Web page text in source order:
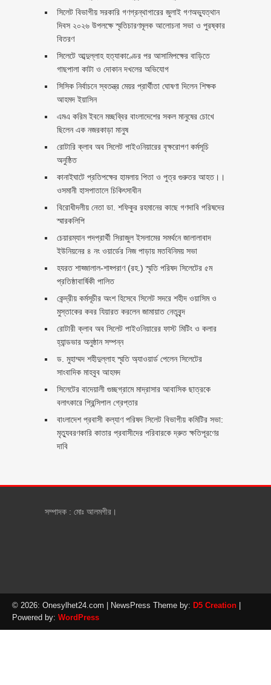
সিলেট বিভাগীয় সরকারি গণগ্রন্থাগারের জুলাই গণঅভ্যুত্থান
দিবস ২০২৬ উপলক্ষে স্মৃতিচারণমূলক আলোচনা সভা ও পুরষ্কার
বিতরণ ‎ ‎
সিলেটে আব্দুল্লাহ হত্যাকাণ্ডের পর আসামিপক্ষের বাড়িতে
গাছপালা কাটা ও দোকান দখলের অভিযোগ
সিসিক নির্বাচনে স্বতন্ত্র মেয়র প্রার্থীতা ঘোষণা দিলেন শিক্ষক
আহমদ ইয়াসিন
এমএ করিম ইবনে মচ্ছব্বির বাংলাদেশের সকল মানুষের চোখে
ছিলেন এক নজরকাড়া মানুষ ‎
রোটারি ক্লাব অব সিলেট পাইওনিয়ারের বৃক্ষরোপণ কর্মসূচি
অনুষ্ঠিত
কানাইঘাটে প্রতিপক্ষের হামলায় পিতা ও পুত্র গুরুতর আহত।।
ওসমানী হাসপাতালে চিকিৎসাধীন
বিরোধীদলীয় নেতা ডা. শফিকুর রহমানের কাছে গণদাবি পরিষদের
স্মারকলিপি ‎
চেয়ারম্যান পদপ্রার্থী সিরাজুল ইসলামের সমর্থনে জালালাবাদ
ইউনিয়নের ৪ নং ওয়ার্ডের নিজ পাড়ায় মতবিনিময় সভা
হযরত শাহ্জালাল-শাহ্পরাণ (রহ.) স্মৃতি পরিষদ সিলেটের ৫ম
প্রতিষ্ঠাবার্ষিকী পালিত ‎​
কেন্দ্রীয় কর্মসূচীর অংশ হিসেবে সিলেট সদরে শহীদ ওয়াসিম ও
মুস্তাকের কবর যিয়ারত করলেন জামায়াত নেতৃবৃন্দ ‎
রোটারী ক্লাব অব সিলেট পাইওনিয়ারের ফাস্ট মিটিং ও কলার
হ্যান্ডভার অনুষ্ঠান সম্পন্ন
ড. মুহাম্মদ শহীদুল্লাহ স্মৃতি অ্যাওয়ার্ড পেলেন সিলেটের
সাংবাদিক মাহবুব আহমদ
সিলেটের বাদেয়ালী গুচ্ছগ্রামে মাদ্রাসার আবাসিক ছাত্রকে
বলাৎকারে প্রিন্সিপাল গ্রেপ্তার ‎
বাংলাদেশ প্রবাসী কল্যাণ পরিষদ সিলেট বিভাগীয় কমিটির সভা:
মৃত্যুবরণকারি কাতার প্রবাসীদের পরিবারকে দ্রুত ক্ষতিপূরণের
দাবি
সম্পাদক : মোঃ আলমগীর।
© 2026: Onesylhet24.com | NewsPress Theme by: D5 Creation |
Powered by: WordPress